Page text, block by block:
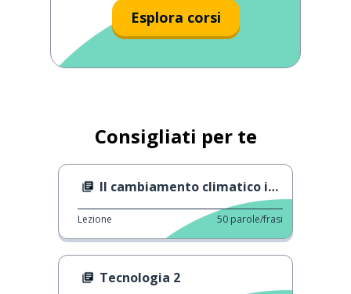
Esplora corsi
Consigliati per te
Il cambiamento climatico in un minuto
Lezione 50 parole/frasi
Tecnologia 2